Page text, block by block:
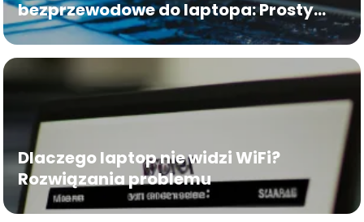
bezprzewodowe do laptopa: Prosty
przewodnik
Dlaczego laptop nie widzi WiFi?
Rozwiązania problemu